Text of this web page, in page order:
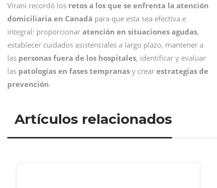
Virani recordó los retos a los que se enfrenta la atención
domiciliaria en Canadá para que esta sea efectiva e
integral: proporcionar atención en situaciones agudas,
establecer cuidados asistenciales a largo plazo, mantener a
las personas fuera de los hospitales, identificar y evaluar
las patologías en fases tempranas y crear estrategias de
prevención.
Artículos relacionados